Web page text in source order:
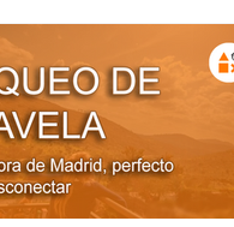
Rurales